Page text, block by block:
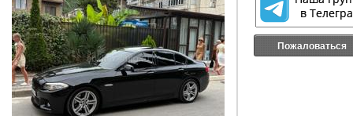
Пожаловаться